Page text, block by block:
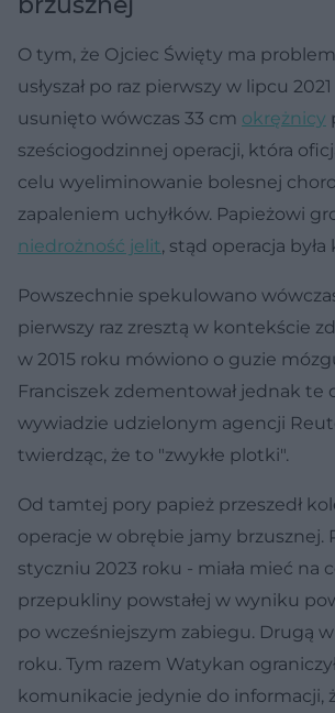
O tym, że Ojciec Święty ma
usłyszał po raz pierwszy w lipcu
usunięto wówczas 33 cm okrężnicy
sześciogodzinnej operacji, która
celu wyeliminowanie bolesnej
zapaleniem uchyłków. Papieżowi
niedrożność jelit, stąd operacja była
Powszechnie spekulowano
pierwszy raz zresztą w kontekście
w 2015 roku mówiono o guzie
Franciszek zdementował jednak te
wywiadzie udzielonym agencji
twierdząc, że to "zwykłe plotki".
Od tamtej pory papież przeszedł
operacje w obrębie jamy brzusznej.
styczniu 2023 roku - miała mieć na
przepukliny powstałej w wyniku
po wcześniejszym zabiegu. Drugą
roku. Tym razem Watykan
komunikacie jedynie do informacji,